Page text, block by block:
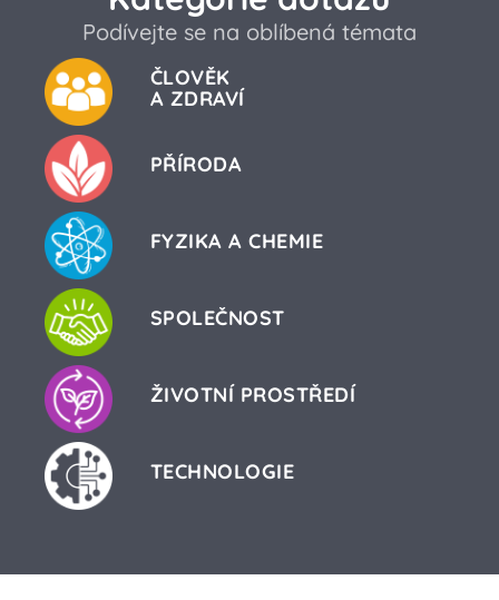
Podívejte se na oblíbená témata
ČLOVĚK
A ZDRAVÍ
PŘÍRODA
FYZIKA A CHEMIE
SPOLEČNOST
ŽIVOTNÍ PROSTŘEDÍ
TECHNOLOGIE